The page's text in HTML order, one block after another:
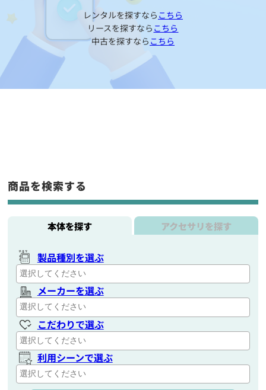
レンタルを探すなら こちら
リースを探すなら こちら
中古を探すなら こちら
商品を検索する
本体を探す アクセサリを探す
製品種別を選ぶ
メーカーを選ぶ
こだわりで選ぶ
利用シーンで選ぶ